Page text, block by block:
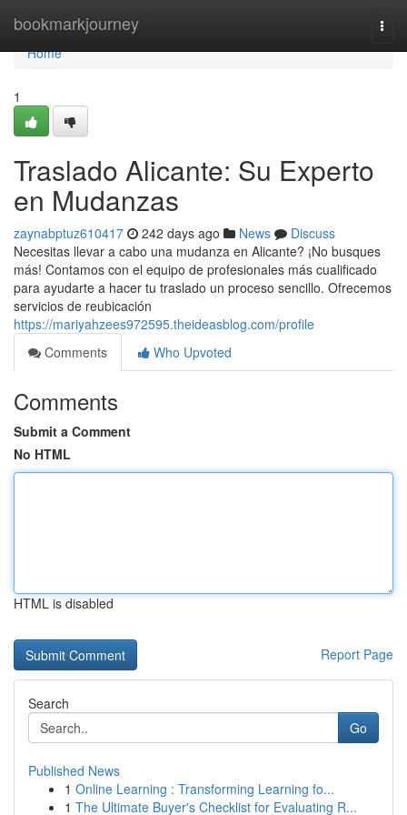
bookmarkjourney
Home
Home
1
Traslado Alicante: Su Experto
en Mudanzas
zaynabptuz610417 242 days ago News
Discuss
Necesitas llevar a cabo una mudanza en Alicante? ¡No busques
más! Contamos con el equipo de profesionales más cualificado
para ayudarte a hacer tu traslado un proceso sencillo. Ofrecemos
servicios de reubicación
https://mariyahzees972595.theideasblog.com/profile
Comments
Who Upvoted
Comments
Submit a Comment
No HTML
HTML is disabled
Report Page
Search
Go
Published News
1 Online Learning : Transforming Learning fo...
1 The Ultimate Buyer's Checklist for Evaluating R...